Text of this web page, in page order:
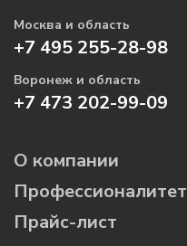
Москва и область
+7 495 255-28-98
Воронеж и область
+7 473 202-99-09
О компании
Профессионалитет
Прайс-лист